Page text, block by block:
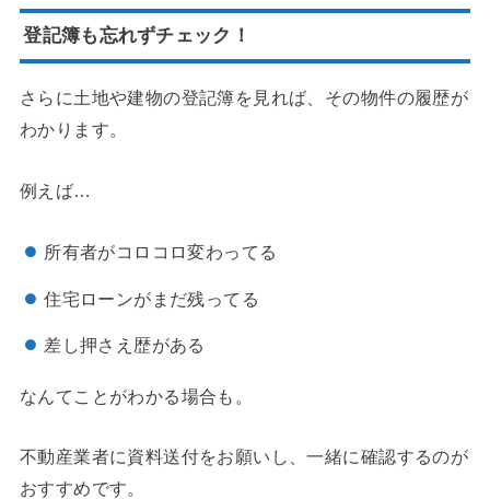
登記簿も忘れずチェック！
さらに土地や建物の登記簿を見れば、その物件の履歴が
わかります。
例えば…
所有者がコロコロ変わってる
住宅ローンがまだ残ってる
差し押さえ歴がある
なんてことがわかる場合も。
不動産業者に資料送付をお願いし、一緒に確認するのが
おすすめです。